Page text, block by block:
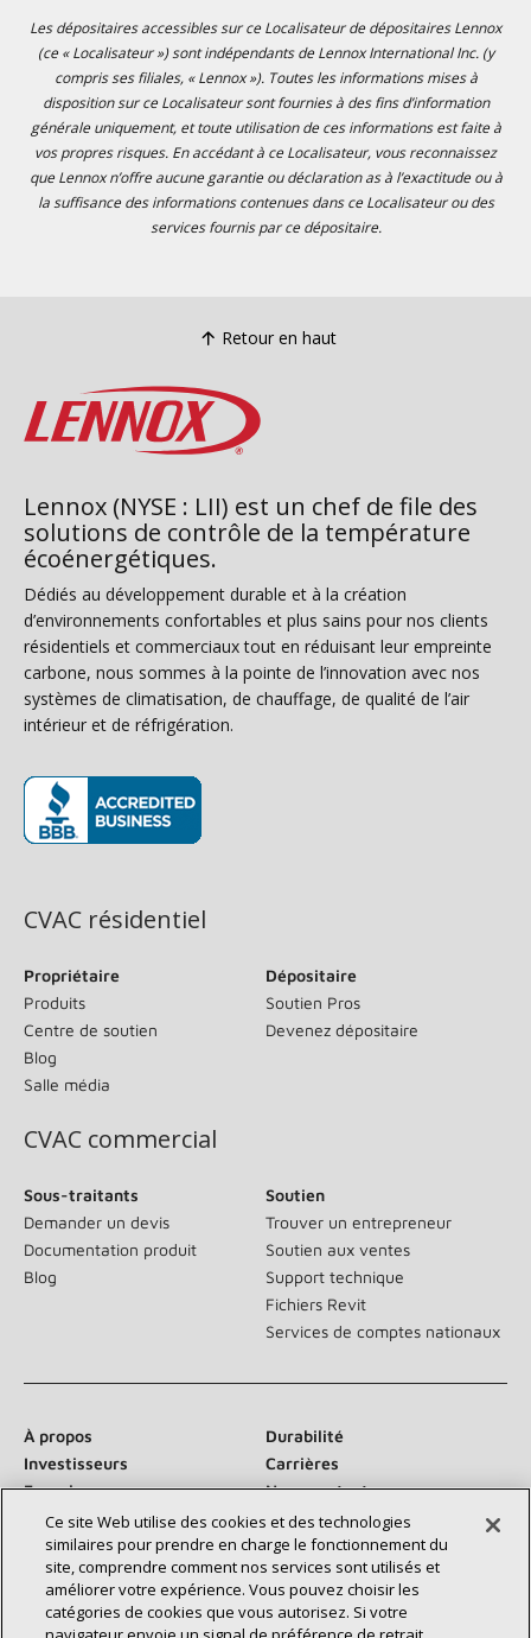
Les dépositaires accessibles sur ce Localisateur de dépositaires Lennox
(ce « Localisateur ») sont indépendants de Lennox International Inc. (y
compris ses filiales, « Lennox »). Toutes les informations mises à
disposition sur ce Localisateur sont fournies à des fins d’information
générale uniquement, et toute utilisation de ces informations est faite à
vos propres risques. En accédant à ce Localisateur, vous reconnaissez
que Lennox n’offre aucune garantie ou déclaration as à l’exactitude ou à
la suffisance des informations contenues dans ce Localisateur ou des
services fournis par ce dépositaire.
Retour en haut
Lennox (NYSE : LII) est un chef de file des
solutions de contrôle de la température
écoénergétiques.
Dédiés au développement durable et à la création
d’environnements confortables et plus sains pour nos clients
résidentiels et commerciaux tout en réduisant leur empreinte
carbone, nous sommes à la pointe de l’innovation avec nos
systèmes de climatisation, de chauffage, de qualité de l’air
intérieur et de réfrigération.
CVAC résidentiel
Propriétaire
Produits
Centre de soutien
Blog
Salle média
Dépositaire
Soutien Pros
Devenez dépositaire
CVAC commercial
Sous-traitants
Demander un devis
Documentation produit
Blog
Soutien
Trouver un entrepreneur
Soutien aux ventes
Support technique
Fichiers Revit
Services de comptes nationaux
À propos
Durabilité
Investisseurs
Carrières
Fournisseurs
Nous contacter
Salle de presse
Communiquez avec nous :
Ce site Web utilise des cookies et des technologies
similaires pour prendre en charge le fonctionnement du
site, comprendre comment nos services sont utilisés et
améliorer votre expérience. Vous pouvez choisir les
catégories de cookies que vous autorisez. Si votre